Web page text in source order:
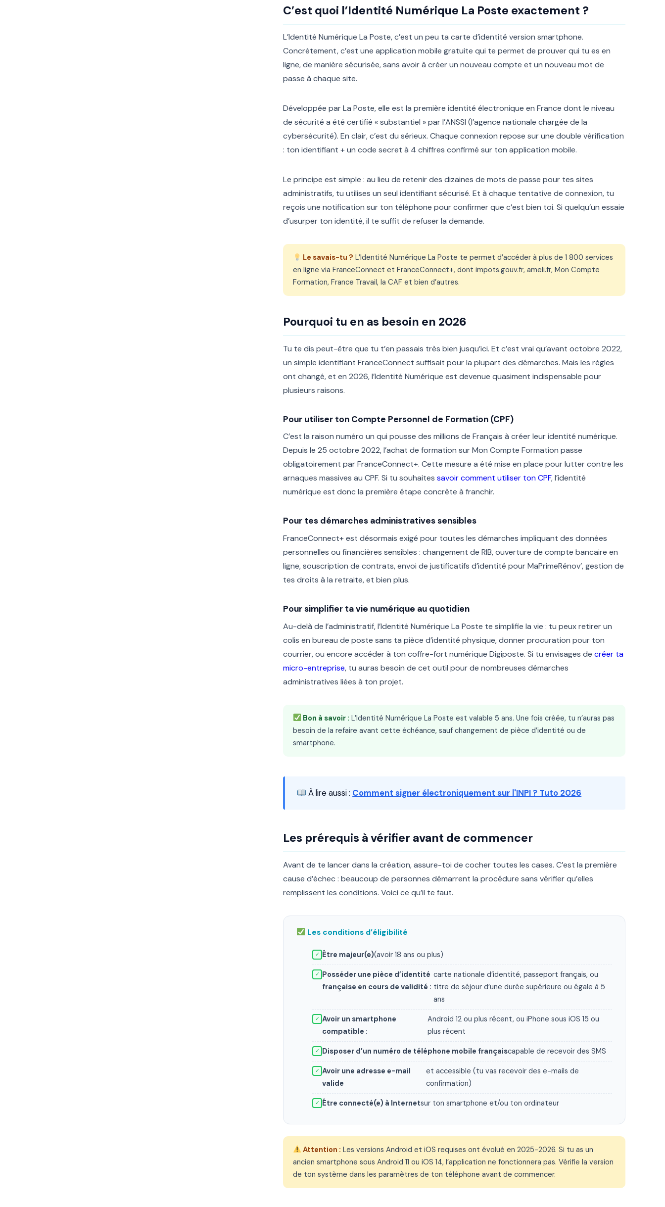
C’est quoi l’Identité Numérique La Poste exactement ?
L’Identité Numérique La Poste, c’est un peu ta carte d’identité version smartphone.
Concrètement, c’est une application mobile gratuite qui te permet de prouver qui tu es en
ligne, de manière sécurisée, sans avoir à créer un nouveau compte et un nouveau mot de
passe à chaque site.
Développée par La Poste, elle est la première identité électronique en France dont le niveau
de sécurité a été certifié « substantiel » par l’ANSSI (l’agence nationale chargée de la
cybersécurité). En clair, c’est du sérieux. Chaque connexion repose sur une double vérification
: ton identifiant + un code secret à 4 chiffres confirmé sur ton application mobile.
Le principe est simple : au lieu de retenir des dizaines de mots de passe pour tes sites
administratifs, tu utilises un seul identifiant sécurisé. Et à chaque tentative de connexion, tu
reçois une notification sur ton téléphone pour confirmer que c’est bien toi. Si quelqu’un essaie
d’usurper ton identité, il te suffit de refuser la demande.
Le savais-tu ? L’Identité Numérique La Poste te permet d’accéder à plus de 1 800 services
en ligne via FranceConnect et FranceConnect+, dont impots.gouv.fr, ameli.fr, Mon Compte
Formation, France Travail, la CAF et bien d’autres.
Pourquoi tu en as besoin en 2026
Tu te dis peut-être que tu t’en passais très bien jusqu’ici. Et c’est vrai qu’avant octobre 2022,
un simple identifiant FranceConnect suffisait pour la plupart des démarches. Mais les règles
ont changé, et en 2026, l’Identité Numérique est devenue quasiment indispensable pour
plusieurs raisons.
Pour utiliser ton Compte Personnel de Formation (CPF)
C’est la raison numéro un qui pousse des millions de Français à créer leur identité numérique.
Depuis le 25 octobre 2022, l’achat de formation sur Mon Compte Formation passe
obligatoirement par FranceConnect+. Cette mesure a été mise en place pour lutter contre les
arnaques massives au CPF. Si tu souhaites savoir comment utiliser ton CPF, l’identité
numérique est donc la première étape concrète à franchir.
Pour tes démarches administratives sensibles
FranceConnect+ est désormais exigé pour toutes les démarches impliquant des données
personnelles ou financières sensibles : changement de RIB, ouverture de compte bancaire en
ligne, souscription de contrats, envoi de justificatifs d’identité pour MaPrimeRénov’, gestion de
tes droits à la retraite, et bien plus.
Pour simplifier ta vie numérique au quotidien
Au-delà de l’administratif, l’Identité Numérique La Poste te simplifie la vie : tu peux retirer un
colis en bureau de poste sans ta pièce d’identité physique, donner procuration pour ton
courrier, ou encore accéder à ton coffre-fort numérique Digiposte. Si tu envisages de créer ta
micro-entreprise, tu auras besoin de cet outil pour de nombreuses démarches
administratives liées à ton projet.
Bon à savoir : L’Identité Numérique La Poste est valable 5 ans. Une fois créée, tu n’auras pas
besoin de la refaire avant cette échéance, sauf changement de pièce d’identité ou de
smartphone.
À lire aussi : Comment signer électroniquement sur l'INPI ? Tuto 2026
Les prérequis à vérifier avant de commencer
Avant de te lancer dans la création, assure-toi de cocher toutes les cases. C’est la première
cause d’échec : beaucoup de personnes démarrent la procédure sans vérifier qu’elles
remplissent les conditions. Voici ce qu’il te faut.
Les conditions d’éligibilité
✓ Être majeur(e)(avoir 18 ans ou plus)
✓ Posséder une pièce d’identité
française en cours de validité :
carte nationale d’identité, passeport français, ou
titre de séjour d’une durée supérieure ou égale à 5
ans
✓ Avoir un smartphone
compatible :
Android 12 ou plus récent, ou iPhone sous iOS 15 ou
plus récent
✓ Disposer d’un numéro de téléphone mobile françaiscapable de recevoir des SMS
✓ Avoir une adresse e-mail
valide
et accessible (tu vas recevoir des e-mails de
confirmation)
✓ Être connecté(e) à Internetsur ton smartphone et/ou ton ordinateur
Attention : Les versions Android et iOS requises ont évolué en 2025-2026. Si tu as un
ancien smartphone sous Android 11 ou iOS 14, l’application ne fonctionnera pas. Vérifie la version
de ton système dans les paramètres de ton téléphone avant de commencer.